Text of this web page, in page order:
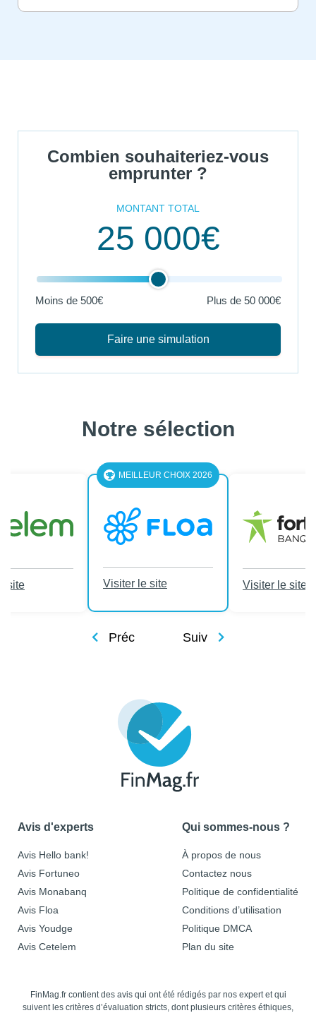
Combien souhaiteriez-vous
emprunter ?
MONTANT TOTAL
25 000€
Moins de 500€ Plus de 50 000€
Faire une simulation
Notre sélection
site
MEILLEUR CHOIX 2026
Visiter le site Visiter le site
Préc Suiv
Avis d'experts
Avis Hello bank!
Avis Fortuneo
Avis Monabanq
Avis Floa
Avis Youdge
Avis Cetelem
Qui sommes-nous ?
À propos de nous
Contactez nous
Politique de confidentialité
Conditions d’utilisation
Politique DMCA
Plan du site
FinMag.fr contient des avis qui ont été rédigés par nos expert et qui
suivent les critères d’évaluation stricts, dont plusieurs critères éthiques,